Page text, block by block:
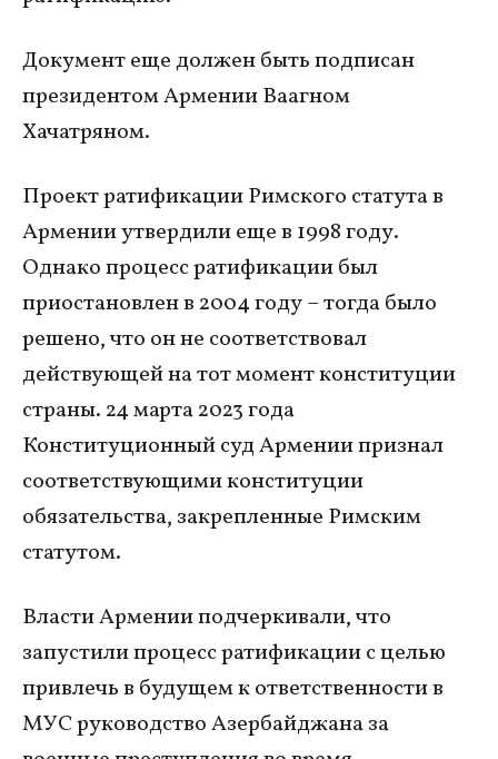
Документ еще должен быть подписан
президентом Армении Ваагном
Хачатряном.
Проект ратификации Римского статута в
Армении утвердили еще в 1998 году.
Однако процесс ратификации был
приостановлен в 2004 году – тогда было
решено, что он не соответствовал
действующей на тот момент конституции
страны. 24 марта 2023 года
Конституционный суд Армении признал
соответствующими конституции
обязательства, закрепленные Римским
статутом.
Власти Армении подчеркивали, что
запустили процесс ратификации с целью
привлечь в будущем к ответственности в
МУС руководство Азербайджана за